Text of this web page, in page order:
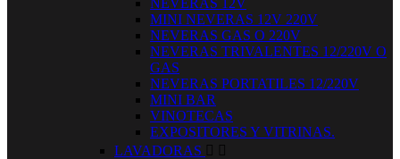
NEVERAS 12V
MINI NEVERAS 12V 220V
NEVERAS GAS O 220V
NEVERAS TRIVALENTES 12/220V O
GAS
NEVERAS PORTATILES 12/220V
MINI BAR
VINOTECAS
EXPOSITORES Y VITRINAS.
LAVADORAS  